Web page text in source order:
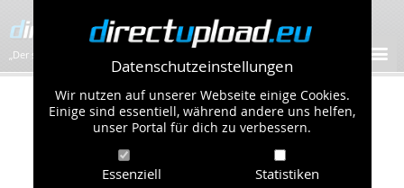
Datenschutzeinstellungen
Wir nutzen auf unserer Webseite einige Cookies.
Einige sind essentiell, während andere uns helfen,
unser Portal für dich zu verbessern.
Essenziell Statistiken
„Der schnellste Bilder-Hoster im Web!”
Zeige deine schönsten Bilder online
...und teile sie mit der ganzen Welt!
Hier kannst du deine Bilder hochladen.
Einfach,schnell kostenlos.